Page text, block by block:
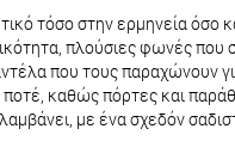
τόσο στην ερμηνεία όσο
πλούσιες φωνές που
που τους παραχώνουν
καθώς πόρτες και
με ένα σχεδόν